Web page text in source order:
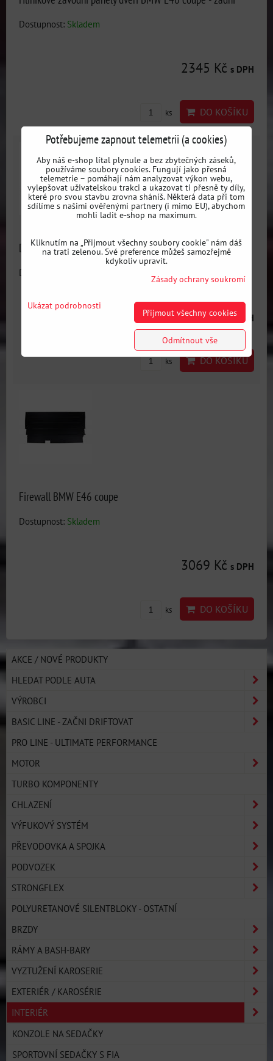
Dostupnost: Skladem
2345 Kč s DPH
ks DO KOŠÍKU
Dveřní popruh (pútko) Sabelt
Dostupnost:
393 Kčs DPH
ks DO KOŠÍKU
Firewall BMW E46 coupe
Dostupnost: Skladem
3069 Kč s DPH
ks DO KOŠÍKU
AKCE / NOVÉ PRODUKTY
HLEDAT PODLE AUTA
VÝROBCI
BASIC LINE - ZAČNI DRIFTOVAT
PRO LINE - ULTIMATE PERFORMANCE
MOTOR
TURBO KOMPONENTY
CHLAZENÍ
VÝFUKOVÝ SYSTÉM
PŘEVODOVKA A SPOJKA
PODVOZEK
STRONGFLEX
POLYURETANOVÉ SILENTBLOKY - OSTATNÍ
BRZDY
RÁMY A BASH-BARY
VYZTUŽENÍ KAROSERIE
EXTERIÉR / KAROSÉRIE
INTERIÉR
KONZOLE NA SEDAČKY
SPORTOVNÍ SEDAČKY S FIA
Potřebujeme zapnout telemetrii (a cookies)
Aby náš e-shop lítal plynule a bez zbytečných záseků,
používáme soubory cookies. Fungují jako přesná
telemetrie – pomáhají nám analyzovat výkon webu,
vylepšovat uživatelskou trakci a ukazovat ti přesně ty díly,
které pro svou stavbu zrovna sháníš. Některá data při tom
sdílíme s našimi ověřenými partnery (i mimo EU), abychom
mohli ladit e-shop na maximum.
Kliknutím na „Přijmout všechny soubory cookie" nám dáš
na trati zelenou. Své preference můžeš samozřejmě
kdykoliv upravit.
Zásady ochrany soukromí
Ukázat podrobnosti
Přijmout všechny cookies
Odmítnout vše